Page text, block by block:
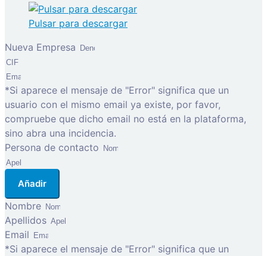
Pulsar para descargar
Nueva Empresa
*Si aparece el mensaje de "Error" significa que un
usuario con el mismo email ya existe, por favor,
compruebe que dicho email no está en la plataforma,
sino abra una incidencia.
Persona de contacto
Añadir
Nombre
Apellidos
Email
*Si aparece el mensaje de "Error" significa que un